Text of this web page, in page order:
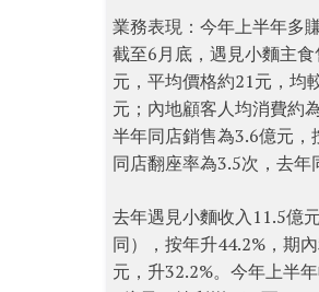
業務表現：今年上半年多
截至6月底，遇見小麵主
元，平均價格約21元，均
元；內地顧客人均消費約
半年同店銷售為3.6億元，
同店翻座率為3.5次，去年
去年遇見小麵收入11.5億
同），按年升44.2%，期
元，升32.2%。今年上半